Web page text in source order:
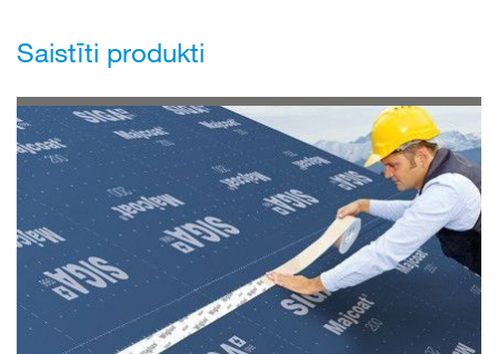
Saistīti produkti